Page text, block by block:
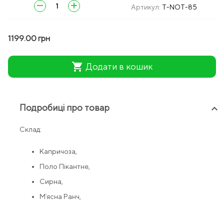
remove add Артикул: T-NOT-85
1199.00 грн
shopping_cart Додати в кошик
Подробиці про товар keyboard_arrow_up
Склад:
Капричоза,
Поло Пікантне,
Сирна,
Мʼясна Ранч,